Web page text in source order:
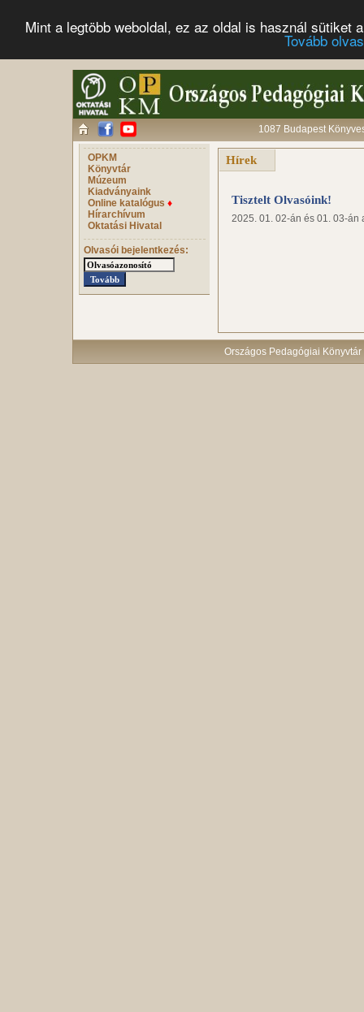
Mint a legtöbb weboldal, ez az oldal is használ sütiket
Tovább
1087 Budapest
OPKM
Könyvtár
Múzeum
Kiadványaink
Online katalógus ♦
Hírarchívum
Oktatási Hivatal
Olvasói bejelentkezés:
Hírek
Tisztelt Olvasóink!
2025. 01. 02-án és 01. 03-án
Országos Pedagógiai